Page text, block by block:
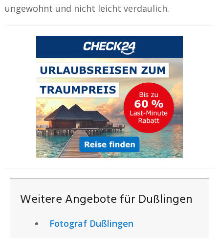
ungewohnt und nicht leicht verdaulich.
Weitere Angebote für Dußlingen
Fotograf Dußlingen